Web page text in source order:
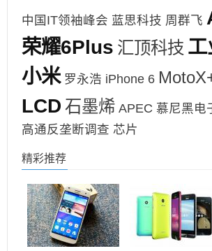
中国IT领袖峰会 蓝思科技 周群飞
荣耀6Plus 汇顶科技 工
小米 罗永浩 iPhone 6
LCD 石墨烯 APEC 慕尼黑电
高通反垄断调查 芯片
精彩推荐